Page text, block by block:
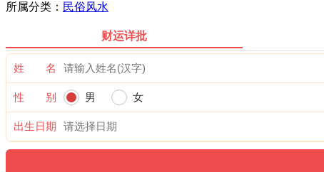
所属分类： 民俗风水
财运详批
姓 名
性 别 男 女
出生日期